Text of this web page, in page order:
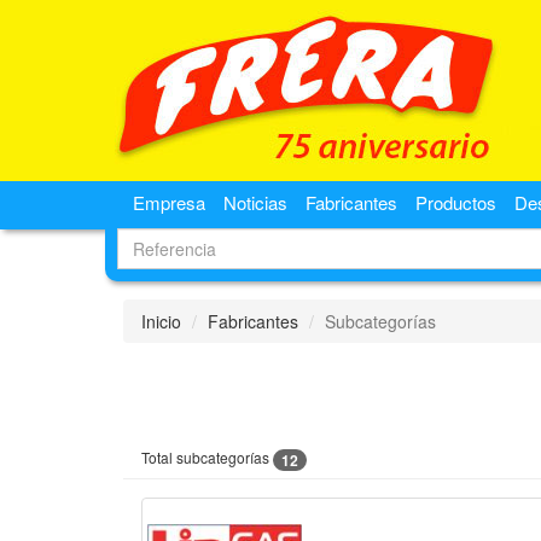
Empresa Noticias Fabricantes Productos
Inicio Fabricantes Subcategorías
Total subcategorías 12